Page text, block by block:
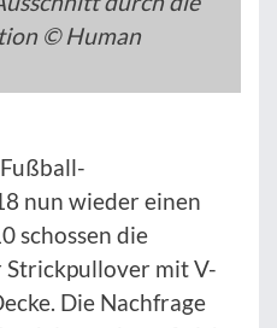
© Human
nun wieder einen
schossen die
Strickpullover mit V-
Die Nachfrage